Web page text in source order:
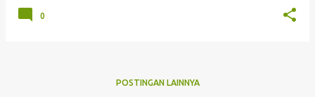
0
POSTINGAN LAINNYA